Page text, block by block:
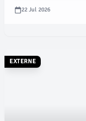
cubaneze. Anunțul a
presiunile asupra
22 Jul 2026
EXTERNE